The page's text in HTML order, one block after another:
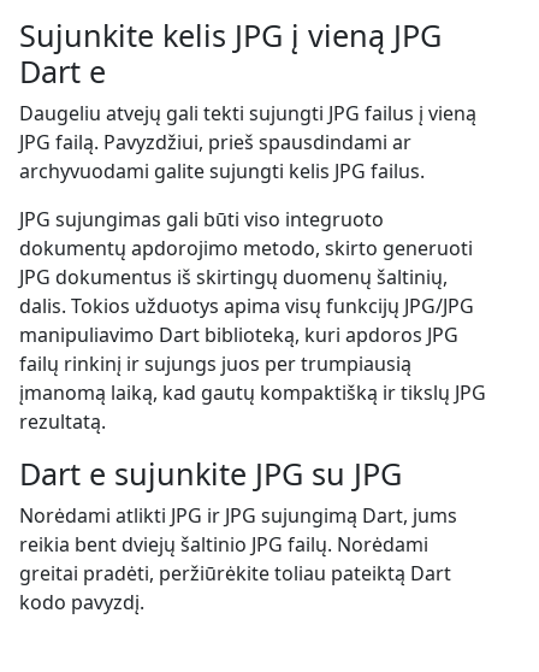
Sujunkite kelis JPG į vieną JPG
Dart e
Daugeliu atvejų gali tekti sujungti JPG failus į vieną
JPG failą. Pavyzdžiui, prieš spausdindami ar
archyvuodami galite sujungti kelis JPG failus.
JPG sujungimas gali būti viso integruoto
dokumentų apdorojimo metodo, skirto generuoti
JPG dokumentus iš skirtingų duomenų šaltinių,
dalis. Tokios užduotys apima visų funkcijų JPG/JPG
manipuliavimo Dart biblioteką, kuri apdoros JPG
failų rinkinį ir sujungs juos per trumpiausią
įmanomą laiką, kad gautų kompaktišką ir tikslų JPG
rezultatą.
Dart e sujunkite JPG su JPG
Norėdami atlikti JPG ir JPG sujungimą Dart, jums
reikia bent dviejų šaltinio JPG failų. Norėdami
greitai pradėti, peržiūrėkite toliau pateiktą Dart
kodo pavyzdį.